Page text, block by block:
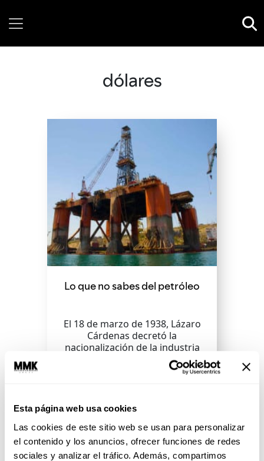
Esta página web usa cookies
Las cookies de este sitio web se usan para personalizar
el contenido y los anuncios, ofrecer funciones de redes
sociales y analizar el tráfico. Además, compartimos
dólares
Lo que no sabes del petróleo
El 18 de marzo de 1938, Lázaro
Cárdenas decretó la
nacionalización de la industria
petrolera y para conmemorar el